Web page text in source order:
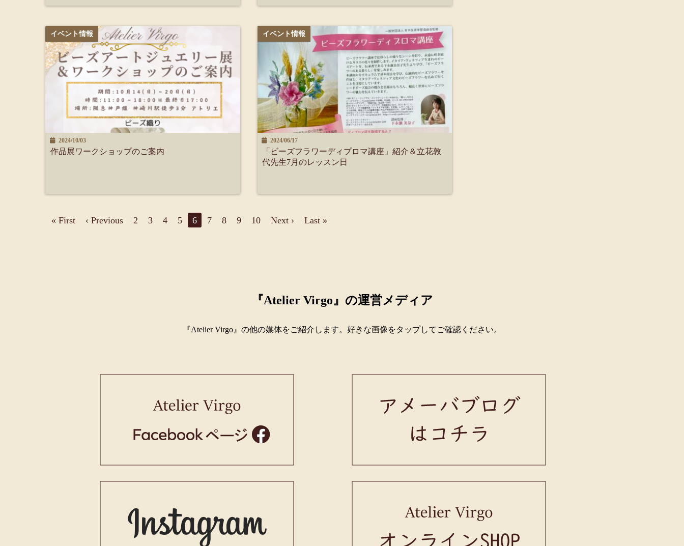
イベント情報
2024/10/03
作品展ワークショップのご案内
イベント情報
2024/06/17
「ビーズフラワーディプロマ講座」紹介＆立花敦
代先生7月のレッスン日
« First ‹ Previous 2 3 4 5 6 7 8 9 10 Next › Last »
『Atelier Virgo』の運営メディア
『Atelier Virgo』の他の媒体をご紹介します。好きな画像をタップしてご確認ください。